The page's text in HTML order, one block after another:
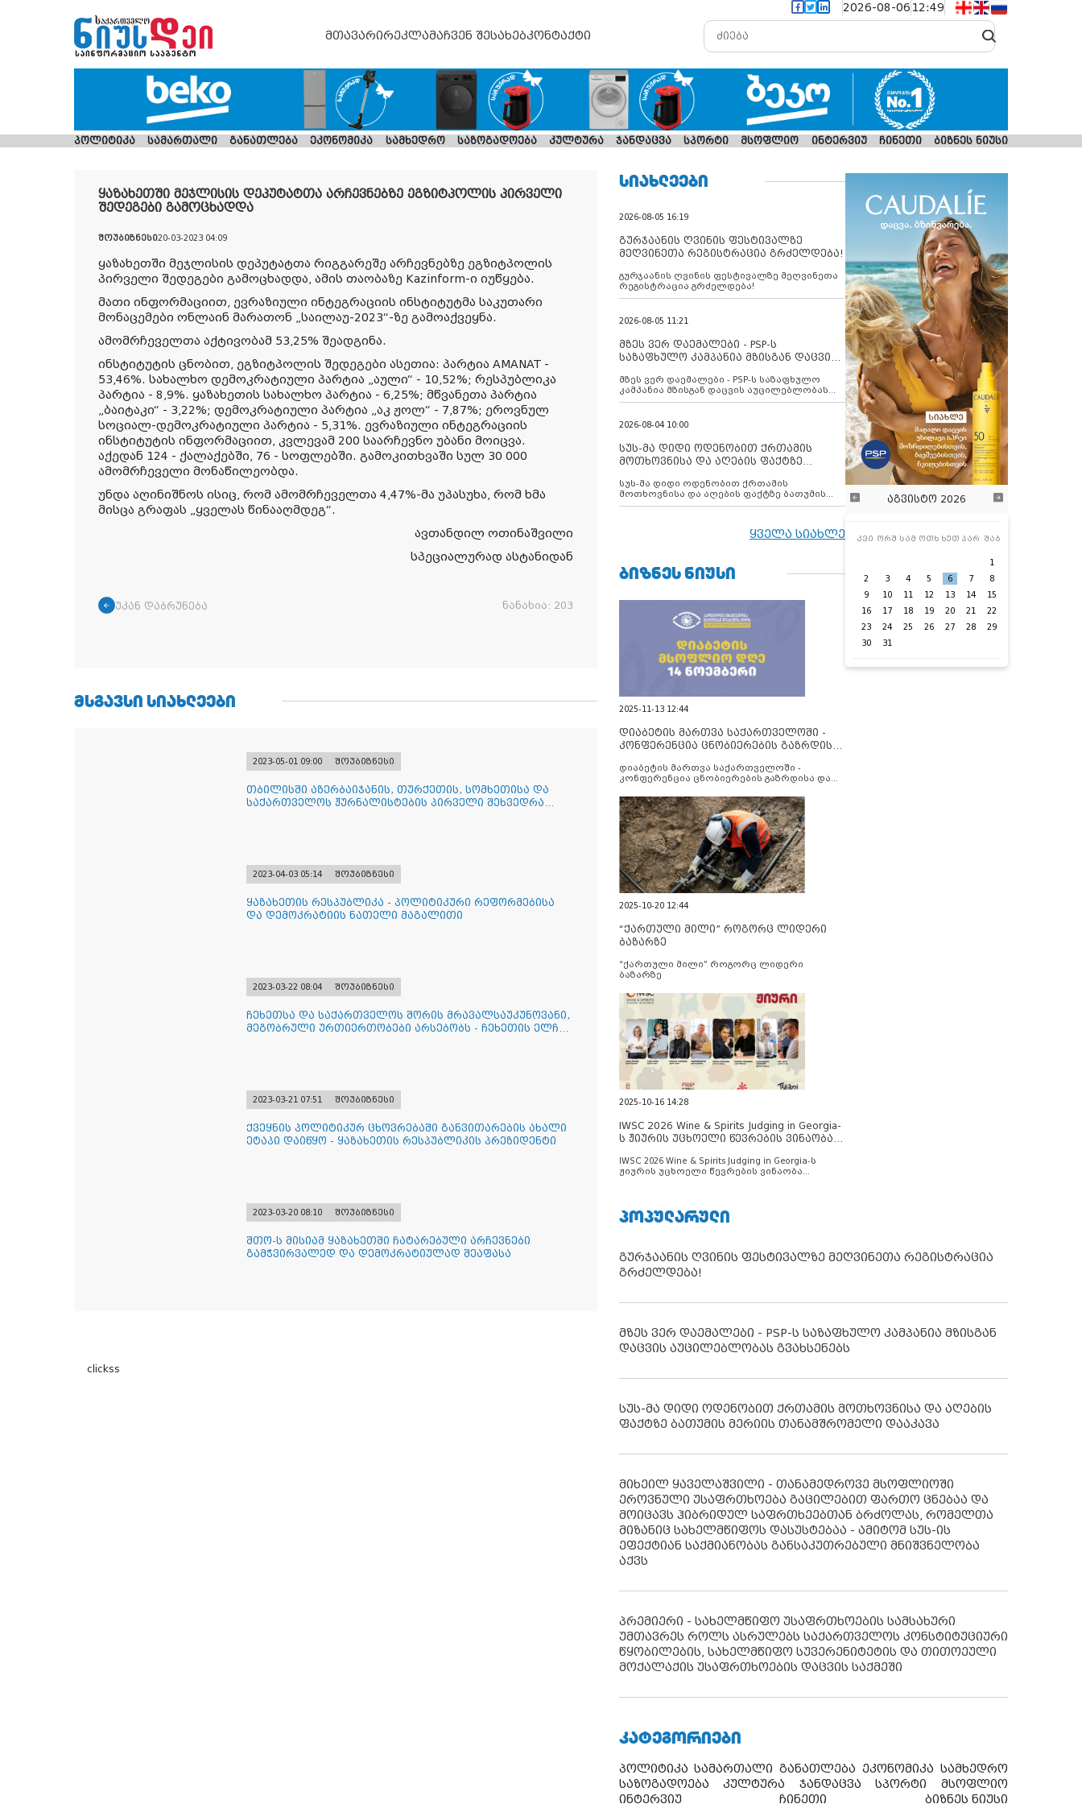
2026-08-06 12:49
მთავარირეკლამაჩვენ შესახებკონტაქტი
პოლიტიკა სამართალი განათლება ეკონომიკა სამხედრო საზოგადოება კულტურა ჯანდაცვა სპორტი მსოფლიო ინტერვიუ ჩინეთი ბიზნეს ნიუსი
ყაზახეთში მეჯლისის დეპუტატთა არჩევნებზე ეგზიტპოლის პირველი
შედეგები გამოცხადდა
შოუბიზნესი20-03-2023 04:09
ყაზახეთში მეჯლისის დეპუტატთა რიგგარეშე არჩევნებზე ეგზიტპოლის
პირველი შედეგები გამოცხადდა, ამის თაობაზე Kazinform-ი იუწყება.
მათი ინფორმაციით, ევრაზიული ინტეგრაციის ინსტიტუტმა საკუთარი
მონაცემები ონლაინ მარათონ „საილაუ-2023“-ზე გამოაქვეყნა.
ამომრჩეველთა აქტივობამ 53,25% შეადგინა.
ინსტიტუტის ცნობით, ეგზიტპოლის შედეგები ასეთია: პარტია AMANAT -
53,46%. სახალხო დემოკრატიული პარტია „აული“ - 10,52%; რესპუბლიკა
პარტია - 8,9%. ყაზახეთის სახალხო პარტია - 6,25%; მწვანეთა პარტია
„ბაიტაკი“ - 3,22%; დემოკრატიული პარტია „აკ ჟოლ“ - 7,87%; ეროვნულ
სოციალ-დემოკრატიული პარტია - 5,31%. ევრაზიული ინტეგრაციის
ინსტიტუტის ინფორმაციით, კვლევამ 200 საარჩევნო უბანი მოიცვა.
აქედან 124 - ქალაქებში, 76 - სოფლებში. გამოკითხვაში სულ 30 000
ამომრჩეველი მონაწილეობდა.
უნდა აღინიშნოს ისიც, რომ ამომრჩეველთა 4,47%-მა უპასუხა, რომ ხმა
მისცა გრაფას „ყველას წინააღმდეგ“.
ავთანდილ ოთინაშვილი
სპეციალურად ასტანიდან
უკან დაბრუნება ნანახია: 203
ᲛᲡᲒᲐᲕᲡᲘ ᲡᲘᲐᲮᲚᲔᲔᲑᲘ
2023-05-01 09:00 შოუბიზნესი
თბილისში აზერბაიჯანის, თურქეთის, სომხეთისა და
საქართველოს ჟურნალისტების პირველი შეხვედრა
2023-04-03 05:14 შოუბიზნესი
ყაზახეთის რესპუბლიკა - პოლიტიკური რეფორმებისა
და დემოკრატიის ნათელი მაგალითი
2023-03-22 08:04 შოუბიზნესი
ჩეხეთსა და საქართველოს შორის მრავალსაუკუნოვანი,
მეგობრული ურთიერთობები არსებობს - ჩეხეთის ელჩი
2023-03-21 07:51 შოუბიზნესი
ქვეყნის პოლიტიკურ ცხოვრებაში განვითარების ახალი
ეტაპი დაიწყო - ყაზახეთის რესპუბლიკის პრეზიდენტი
2023-03-20 08:10 შოუბიზნესი
შთო-ს მისიამ ყაზახეთში ჩატარებული არჩევნები
გამჭვირვალედ და დემოკრატიულად შეაფასა
clickss
ᲡᲘᲐᲮᲚᲔᲔᲑᲘ
2026-08-05 16:19
გურჯაანის ღვინის ფესტივალზე
მეღვინეთა რეგისტრაცია გრძელდება!
გურჯაანის ღვინის ფესტივალზე მეღვინეთა
რეგისტრაცია გრძელდება!
2026-08-05 11:21
მზეს ვერ დაემალები - PSP-ს
საზაფხულო კამპანია მზისგან დაცვის
მზეს ვერ დაემალები - PSP-ს საზაფხულო
კამპანია მზისგან დაცვის აუცილებლობას
გვახსენებს
2026-08-04 10:00
სუს-მა დიდი ოდენობით ქრთამის
მოთხოვნისა და აღების ფაქტზე
დააკავა
სუს-მა დიდი ოდენობით ქრთამის
მოთხოვნისა და აღების ფაქტზე ბათუმის
მერიის თანამშრომელი დააკავა
ყველა სიახლე
ᲑᲘᲖᲜᲔᲡ ᲜᲘᲣᲡᲘ
2025-11-13 12:44
დიაბეტის მართვა საქართველოში -
კონფერენცია ცნობიერების გაზრდისა
დიაბეტის მართვა საქართველოში -
კონფერენცია ცნობიერების გაზრდისა და
2025-10-20 12:44
“ქართული მილი” როგორც ლიდერი
ბაზარზე
“ქართული მილი” როგორც ლიდერი
ბაზარზე
2025-10-16 14:28
IWSC 2026 Wine & Spirits Judging in Georgia-
ს ჟიურის უცხოელი წევრების ვინაობა
IWSC 2026 Wine & Spirits Judging in Georgia-ს
ჟიურის უცხოელი წევრების ვინაობა
აგვისტო 2026
კვი ორშ სამ ოთხ ხუთ პარ შაბ
1
2
3 4 5 6 7
8
9
10 11 12 13 14
15
16
17 18 19 20 21
22
23
24 25 26 27 28
29
30
31
ᲞᲝᲞᲣᲚᲐᲠᲣᲚᲘ
გურჯაანის ღვინის ფესტივალზე მეღვინეთა რეგისტრაცია
გრძელდება!
მზეს ვერ დაემალები - PSP-ს საზაფხულო კამპანია მზისგან
დაცვის აუცილებლობას გვახსენებს
სუს-მა დიდი ოდენობით ქრთამის მოთხოვნისა და აღების
ფაქტზე ბათუმის მერიის თანამშრომელი დააკავა
მიხეილ ყაველაშვილი - თანამედროვე მსოფლიოში
ეროვნული უსაფრთხოება გაცილებით ფართო ცნებაა და
მოიცავს ჰიბრიდულ საფრთხეებთან ბრძოლას, რომელთა
მიზანიც სახელმწიფოს დასუსტებაა - ამიტომ სუს-ის
ეფექტიან საქმიანობას განსაკუთრებული მნიშვნელობა
აქვს
პრემიერი - სახელმწიფო უსაფრთხოების სამსახური
უმთავრეს როლს ასრულებს საქართველოს კონსტიტუციური
წყობილების, სახელმწიფო სუვერენიტეტის და თითოეული
მოქალაქის უსაფრთხოების დაცვის საქმეში
ᲙᲐᲢᲔᲒᲝᲠᲘᲔᲑᲘ
პოლიტიკა სამართალი განათლება ეკონომიკა სამხედრო
საზოგადოება
კულტურა ჯანდაცვა სპორტი
მსოფლიო
ინტერვიუ
ჩინეთი ბიზნეს ნიუსი